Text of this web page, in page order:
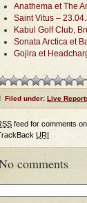
Anathema et The
Saint Vitus –
Kabul Golf Club,
Sonata Arctica et
Gojira et
Filed under: Live
feed for comments
URI
comments